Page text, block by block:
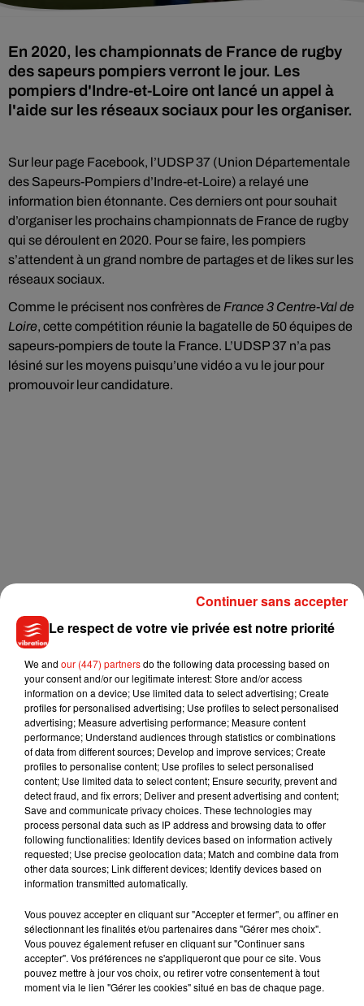
En 2020, les championnats de France de rugby
des sapeurs pompiers verront le jour. Les
pompiers d'Indre-et-Loire ont lancé un appel à
l'aide sur les réseaux sociaux pour les organiser.
Sur leur page Facebook, l’UDSP 37 (Union Départementale
des Sapeurs-Pompiers d’Indre-et-Loire) a relayé une
information bien étonnante. Ces derniers ont pour souhait
d’organiser les prochains championnats de France de rugby
qui se déroulent en 2020. Pour se faire, les pompiers
s’attendent à un grand nombre de partages et de likes sur les
réseaux sociaux.
Comme le précisent nos confrères de France 3 Centre-Val de
Loire, cette compétition réunie la bagatelle de 50 équipes de
sapeurs-pompiers de toute la France. L’UDSP 37 n’a pas
lésiné sur les moyens puisqu’une vidéo a vu le jour pour
promouvoir leur candidature.
Musique
7 août 2026
Julien Lieb s’essaye à la vie de chatelain
dans son nouveau clip
7 août 2026
Madonna sort enfin le remix de « Love
Sensation » avec Kylie Minogue
Le respect de votre vie privée est notre priorité
We and our (447) partnersdo the following data processing based on
your consent and/or our legitimate interest: Store and/or access
information on a device; Use limited data to select advertising; Create
profiles for personalised advertising; Use profiles to select personalised
advertising; Measure advertising performance; Measure content
performance; Understand audiences through statistics or combinations
of data from different sources; Develop and improve services; Create
profiles to personalise content; Use profiles to select personalised
content; Use limited data to select content; Ensure security, prevent and
detect fraud, and fix errors; Deliver and present advertising and content;
Save and communicate privacy choices. These technologies may
process personal data such as IP address and browsing data to offer
following functionalities: Identify devices based on information actively
requested; Use precise geolocation data; Match and combine data from
other data sources; Link different devices; Identify devices based on
information transmitted automatically.
Vous pouvez accepter en cliquant sur "Accepter et fermer", ou affiner en
sélectionnant les finalités et/ou partenaires dans "Gérer mes choix".
Vous pouvez également refuser en cliquant sur "Continuer sans
accepter". Vos préférences ne s'appliqueront que pour ce site. Vous
pouvez mettre à jour vos choix, ou retirer votre consentement à tout
moment via le lien "Gérer les cookies" situé en bas de chaque page.
Continuer sans accepter